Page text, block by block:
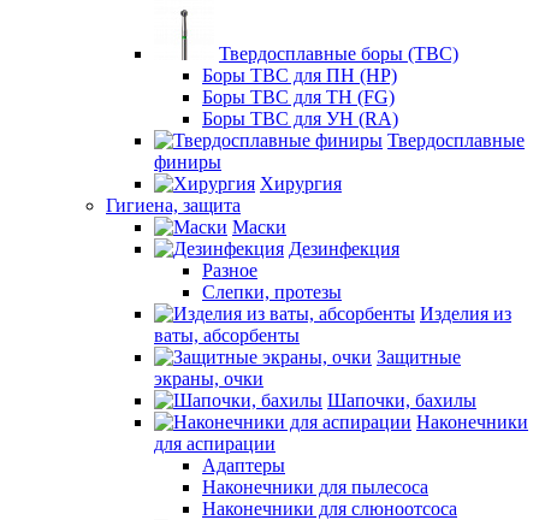
Твердосплавные боры (ТВС)
Боры ТВС для ПН (HP)
Боры ТВС для ТН (FG)
Боры ТВС для УН (RA)
Твердосплавные
финиры
Хирургия
Гигиена, защита
Маски
Дезинфекция
Разное
Слепки, протезы
Изделия из
ваты, абсорбенты
Защитные
экраны, очки
Шапочки, бахилы
Наконечники
для аспирации
Адаптеры
Наконечники для пылесоса
Наконечники для слюноотсоса